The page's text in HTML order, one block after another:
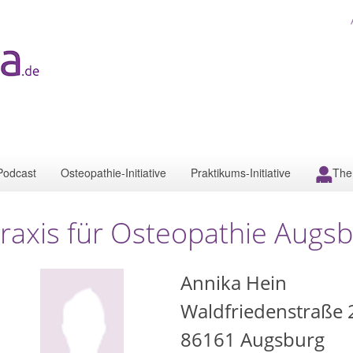
Osteopathie-Initiative Praktikums-Initiative
für Osteopathie
Annika Hein
Waldfriedenstraße
86161 Augsburg